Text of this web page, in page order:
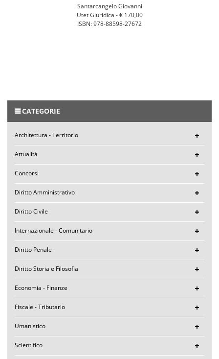
Santarcangelo Giovanni
Utet Giuridica -€ 170,00
ISBN: 978-88598-27672
CATEGORIE
Architettura - Territorio
Attualità
Concorsi
Diritto Amministrativo
Diritto Civile
Internazionale - Comunitario
Diritto Penale
Diritto Storia e Filosofia
Economia - Finanze
Fiscale - Tributario
Umanistico
Scientifico